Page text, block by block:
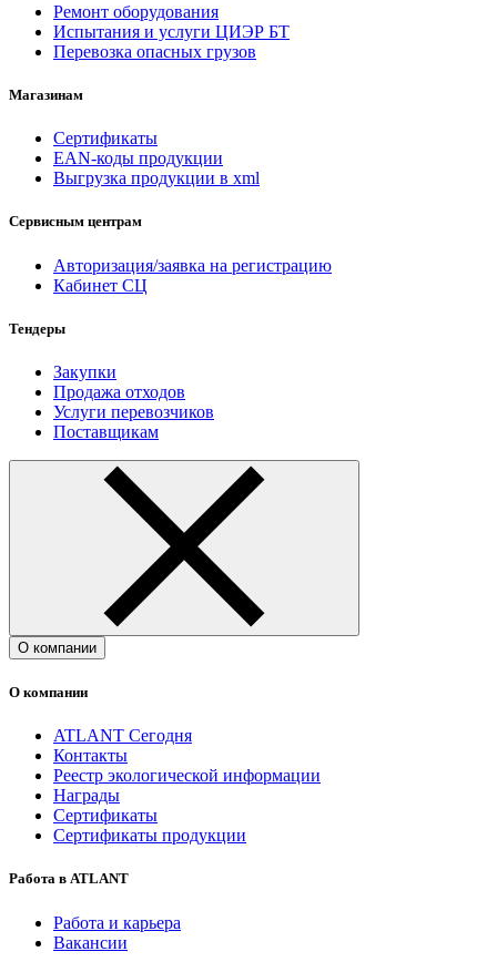
Ремонт оборудования
Испытания и услуги ЦИЭР БТ
Перевозка опасных грузов
Магазинам
Сертификаты
EAN-коды продукции
Выгрузка продукции в xml
Сервисным центрам
Авторизация/заявка на регистрацию
Кабинет СЦ
Тендеры
Закупки
Продажа отходов
Услуги перевозчиков
Поставщикам
О компании
О компании
ATLANT Сегодня
Контакты
Реестр экологической информации
Награды
Сертификаты
Сертификаты продукции
Работа в ATLANT
Работа и карьера
Вакансии